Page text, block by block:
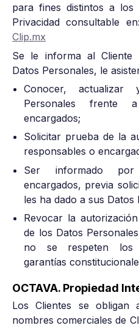
para fines distintos a
Privacidad consultable
Clip.mx
Se le informa al
Datos Personales, le
Conocer,
Personales frente
encargados;
Solicitar prueba de la
responsables o
Ser informado
encargados, previa
les ha dado a sus Datos
Revocar la
de los Datos
no se respeten los
garantías
OCTAVA. Propiedad
Los Clientes se
nombres comerciales de